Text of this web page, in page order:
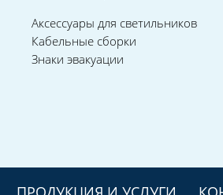
Аксессуары для светильников
Кабельные сборки
Знаки эвакуации